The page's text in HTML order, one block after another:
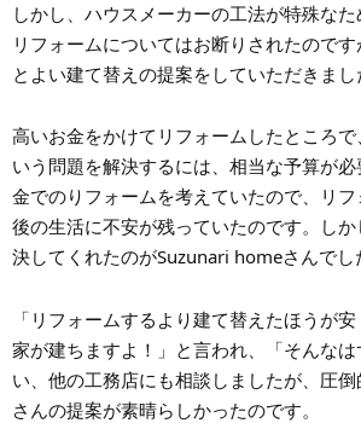
しかし、ハウスメーカーの工法が特殊な
リフォームについてはお断りされたので
とよい建て替えの提案をしていただきまし
高いお金をかけてリフォームしたところ
いう問題を解決するには、相当な予算が
金でのりフォームを考えていたので、リ
後の生活に不安が残っていたのです。し
決してくれたのがSuzunari homeさんでし
「リフォームするより建て替えたほうが
家が建ちますよ！」と言われ、「そんな
い、他の工務店にも相談しましたが、圧
さんの提案が素晴らしかったのです。